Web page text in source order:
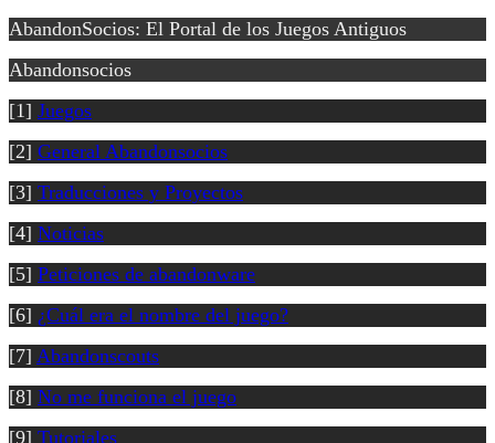
AbandonSocios: El Portal de los Juegos Antiguos
Abandonsocios
[1] Juegos
[2] General Abandonsocios
[3] Traducciones y Proyectos
[4] Noticias
[5] Peticiones de abandonware
[6] ¿Cuál era el nombre del juego?
[7] Abandonscouts
[8] No me funciona el juego
[9] Tutoriales